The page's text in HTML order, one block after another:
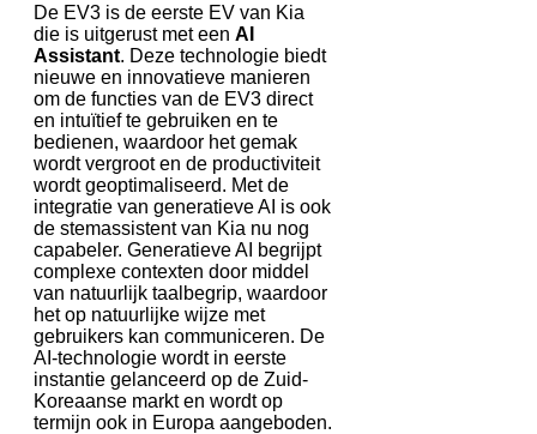
De EV3 is de eerste EV van Kia
die is uitgerust met een AI
Assistant. Deze technologie biedt
nieuwe en innovatieve manieren
om de functies van de EV3 direct
en intuïtief te gebruiken en te
bedienen, waardoor het gemak
wordt vergroot en de productiviteit
wordt geoptimaliseerd. Met de
integratie van generatieve AI is ook
de stemassistent van Kia nu nog
capabeler. Generatieve AI begrijpt
complexe contexten door middel
van natuurlijk taalbegrip, waardoor
het op natuurlijke wijze met
gebruikers kan communiceren. De
AI-technologie wordt in eerste
instantie gelanceerd op de Zuid-
Koreaanse markt en wordt op
termijn ook in Europa aangeboden.